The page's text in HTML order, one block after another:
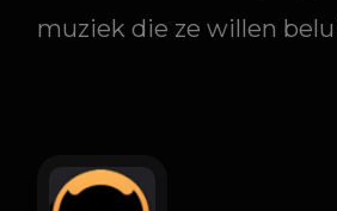
muziek die ze willen